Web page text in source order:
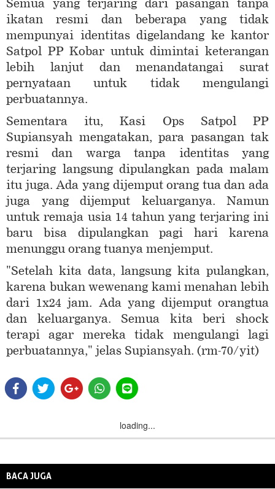
Semua yang terjaring dari pasangan tanpa
ikatan resmi dan beberapa yang tidak
mempunyai identitas digelandang ke kantor
Satpol PP Kobar untuk dimintai keterangan
lebih lanjut dan menandatangai surat
pernyataan untuk tidak mengulangi
perbuatannya.
Sementara itu, Kasi Ops Satpol PP
Supiansyah mengatakan, para pasangan tak
resmi dan warga tanpa identitas yang
terjaring langsung dipulangkan pada malam
itu juga. Ada yang dijemput orang tua dan ada
juga yang dijemput keluarganya. Namun
untuk remaja usia 14 tahun yang terjaring ini
baru bisa dipulangkan pagi hari karena
menunggu orang tuanya menjemput.
"Setelah kita data, langsung kita pulangkan,
karena bukan wewenang kami menahan lebih
dari 1x24 jam. Ada yang dijemput orangtua
dan keluarganya. Semua kita beri shock
terapi agar mereka tidak mengulangi lagi
perbuatannya," jelas Supiansyah. (rm-70/yit)
loading...
BACA JUGA